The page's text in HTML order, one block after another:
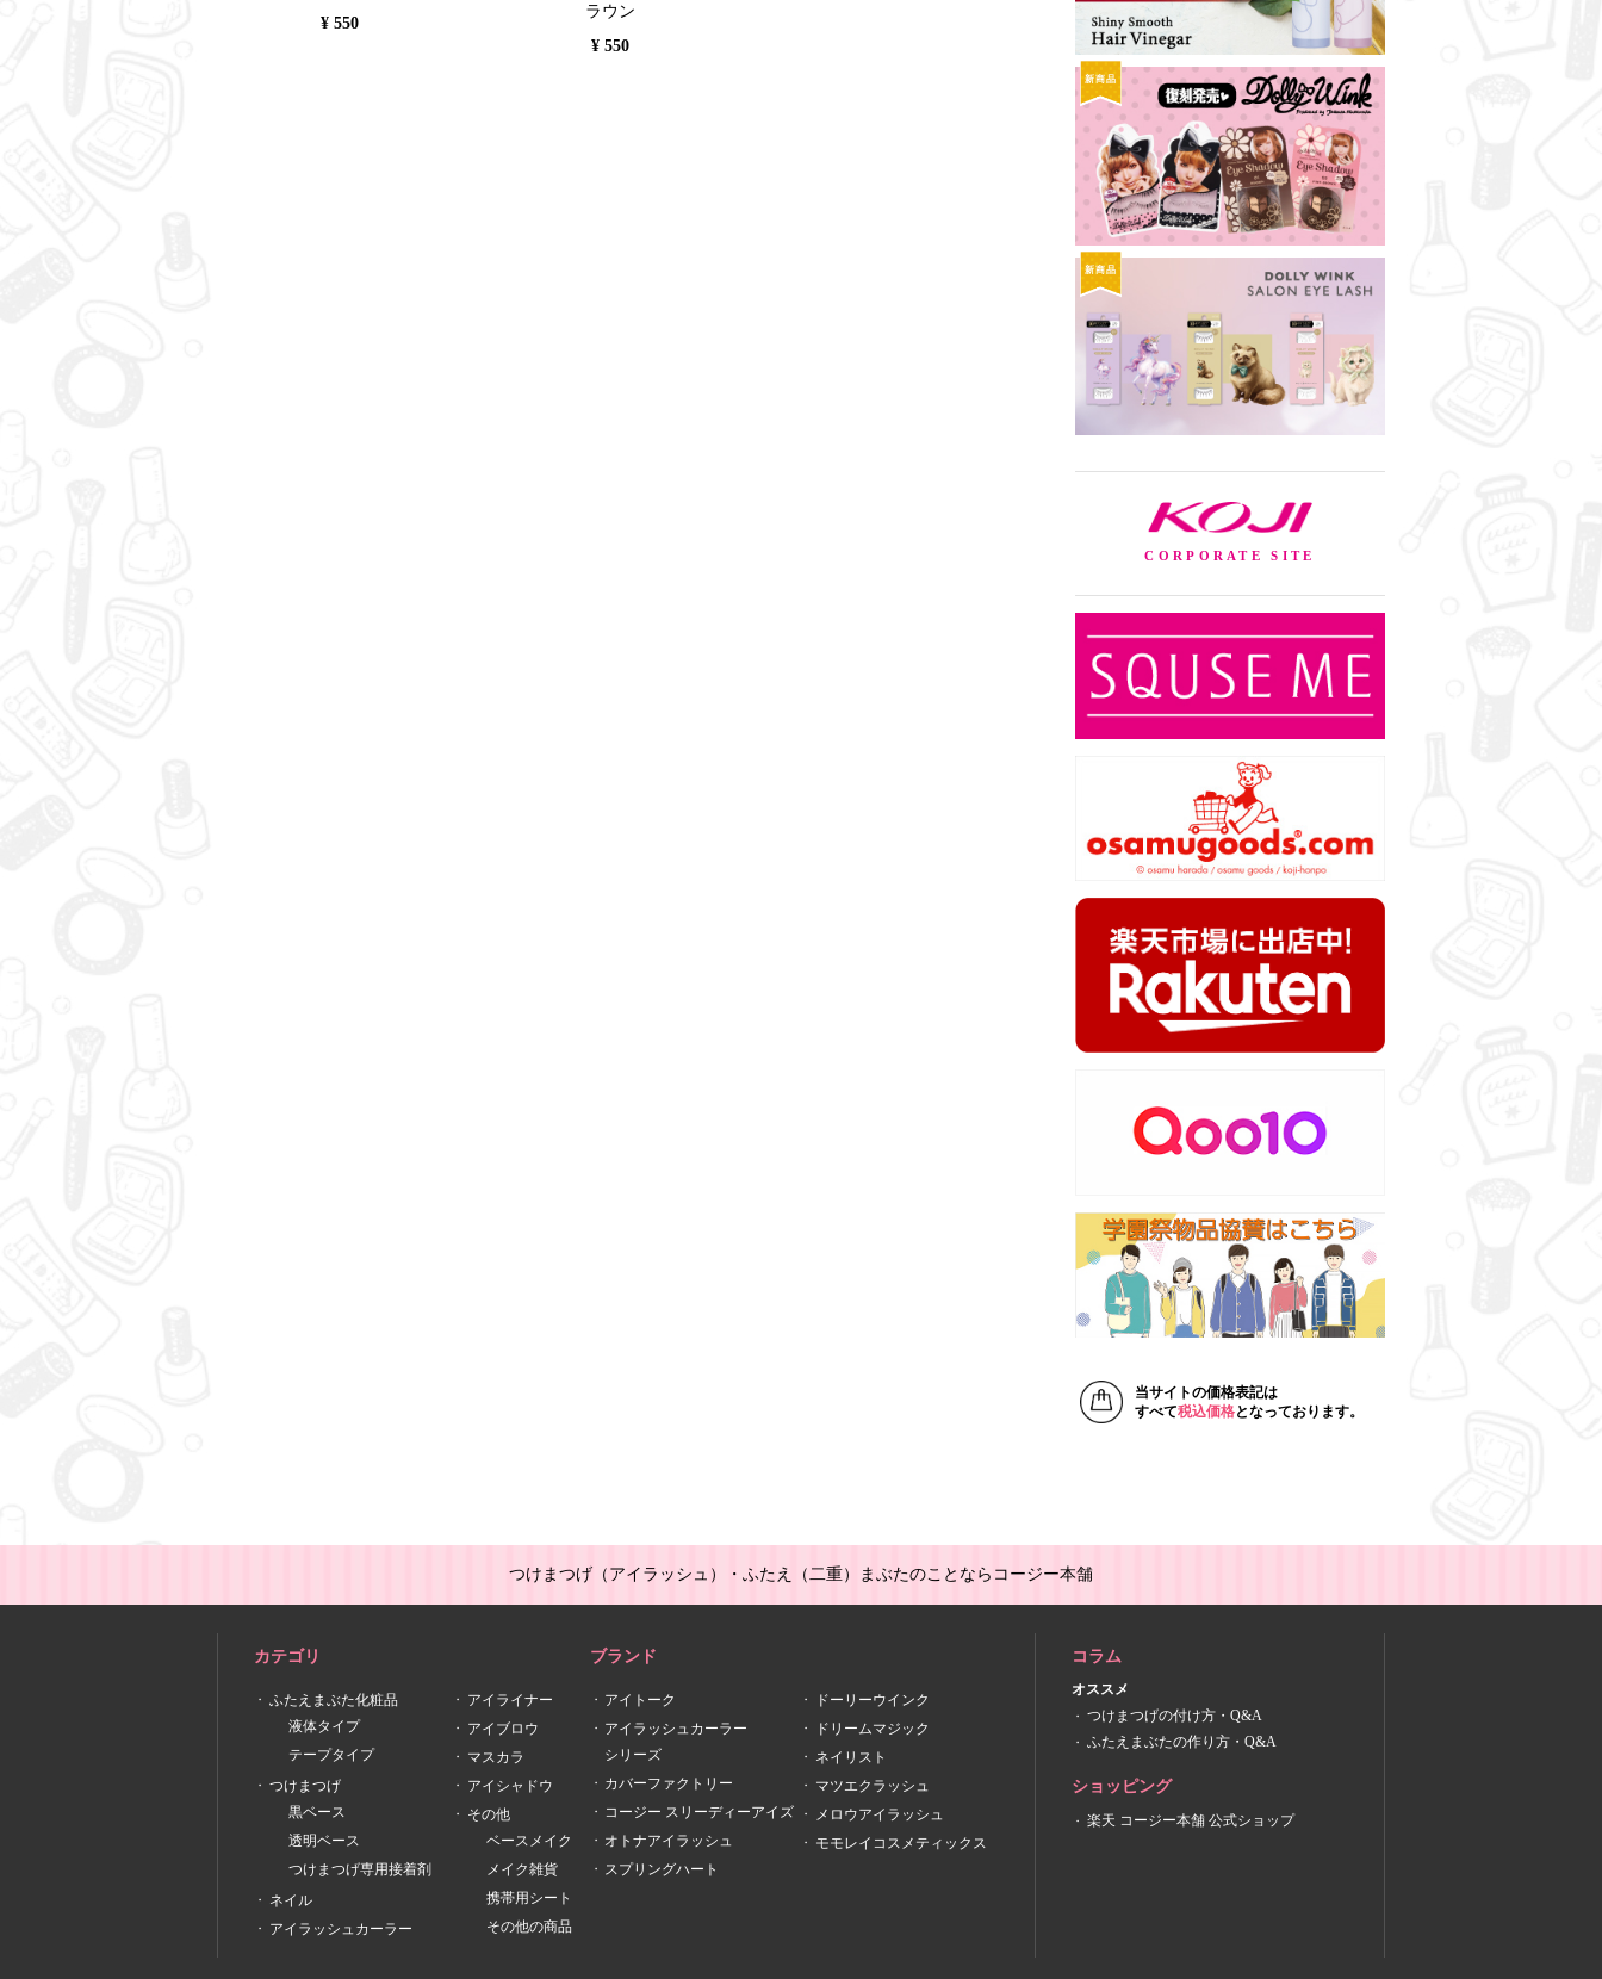
¥ 550
ラウン
¥ 550
新商品
新商品
CORPORATE SITE
当サイトの価格表記は
すべて税込価格となっております。
つけまつげ（アイラッシュ）・ふたえ（二重）まぶたのことならコージー本舗
カテゴリ
ふたえまぶた化粧品
液体タイプ
テープタイプ
つけまつげ
黒ベース
透明ベース
つけまつげ専用接着剤
ネイル
アイラッシュカーラー
アイライナー
アイブロウ
マスカラ
アイシャドウ
その他
ベースメイク
メイク雑貨
携帯用シート
その他の商品
ブランド
アイトーク
アイラッシュカーラー
シリーズ
カバーファクトリー
コージー スリーディーアイズ
オトナアイラッシュ
スプリングハート
ドーリーウインク
ドリームマジック
ネイリスト
マツエクラッシュ
メロウアイラッシュ
モモレイコスメティックス
コラム
オススメ
つけまつげの付け方・Q&A
ふたえまぶたの作り方・Q&A
ショッピング
楽天 コージー本舗 公式ショップ